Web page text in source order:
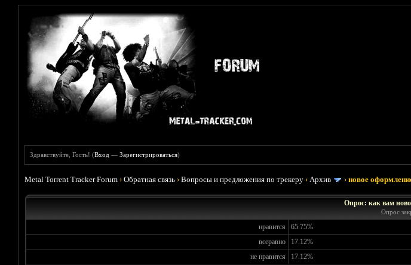
Здравствуйте, Гость! (Вход —Зарегистрироваться)
Metal Torrent Tracker Forum ›Обратная связь ›Вопросы и предложения по трекеру ›Архив ›новое
Опрос: как вам
Опрос
нравится 65.75%
всеравно
17.12%
не нравится
17.12%